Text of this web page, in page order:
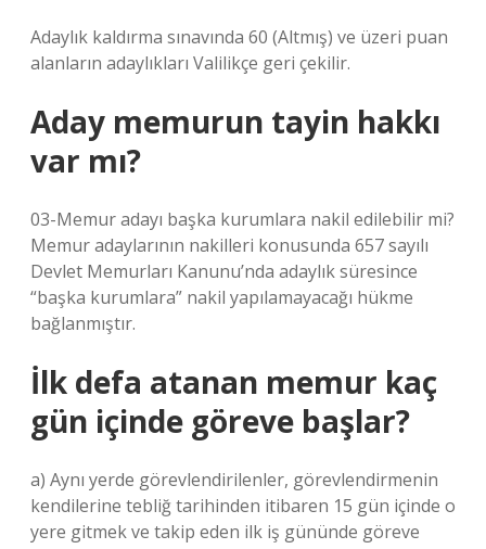
Adaylık kaldırma sınavında 60 (Altmış) ve üzeri puan
alanların adaylıkları Valilikçe geri çekilir.
Aday memurun tayin hakkı
var mı?
03-Memur adayı başka kurumlara nakil edilebilir mi?
Memur adaylarının nakilleri konusunda 657 sayılı
Devlet Memurları Kanunu’nda adaylık süresince
“başka kurumlara” nakil yapılamayacağı hükme
bağlanmıştır.
İlk defa atanan memur kaç
gün içinde göreve başlar?
a) Aynı yerde görevlendirilenler, görevlendirmenin
kendilerine tebliğ tarihinden itibaren 15 gün içinde o
yere gitmek ve takip eden ilk iş gününde göreve